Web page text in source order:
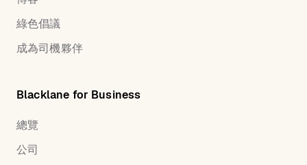
綠色倡議
成為司機夥伴
Blacklane for Business
總覽
公司